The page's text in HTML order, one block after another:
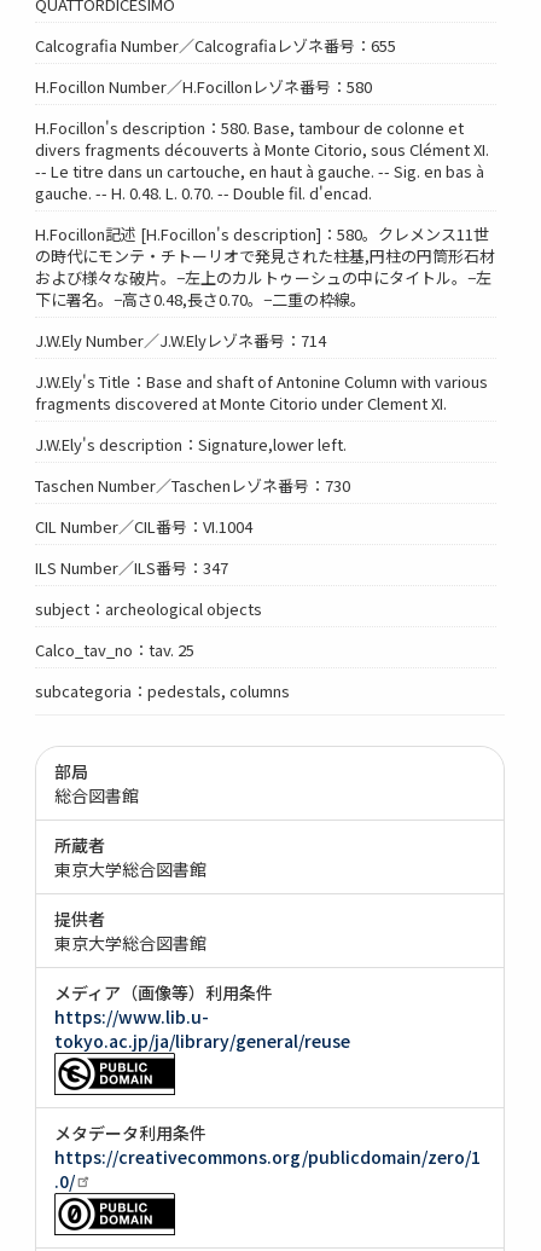
Calcografia Number／Calcografiaレゾネ番号：655
H.Focillon Number／H.Focillonレゾネ番号：580
H.Focillon's description：580. Base, tambour de colonne et
divers fragments découverts à Monte Citorio, sous Clément XI.
-- Le titre dans un cartouche, en haut à gauche. -- Sig. en bas à
gauche. -- H. 0.48. L. 0.70. -- Double fil. d'encad.
H.Focillon記述 [H.Focillon's description]：580。クレメンス11世
の時代にモンテ・チトーリオで発見された柱基,円柱の円筒形石材
および様々な破片。−左上のカルトゥーシュの中にタイトル。−左
下に署名。−高さ0.48,長さ0.70。−二重の枠線。
J.W.Ely Number／J.W.Elyレゾネ番号：714
J.W.Ely's Title：Base and shaft of Antonine Column with various
fragments discovered at Monte Citorio under Clement XI.
J.W.Ely's description：Signature,lower left.
Taschen Number／Taschenレゾネ番号：730
CIL Number／CIL番号：VI.1004
ILS Number／ILS番号：347
subject：archeological objects
Calco_tav_no：tav. 25
subcategoria：pedestals, columns
部局
総合図書館
所蔵者
東京大学総合図書館
提供者
東京大学総合図書館
メディア（画像等）利用条件
https://www.lib.u-
tokyo.ac.jp/ja/library/general/reuse
メタデータ利用条件
https://creativecommons.org/publicdomain/zero/1
.0/